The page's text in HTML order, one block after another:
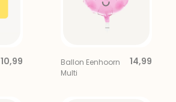
10,99
Ballon Eenhoorn
Multi
14,99